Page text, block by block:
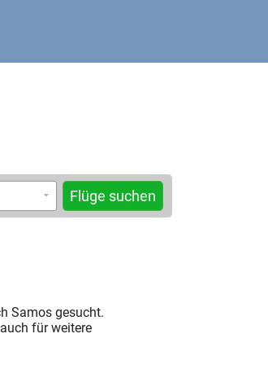
Flüge suchen
Samos gesucht.
für weitere